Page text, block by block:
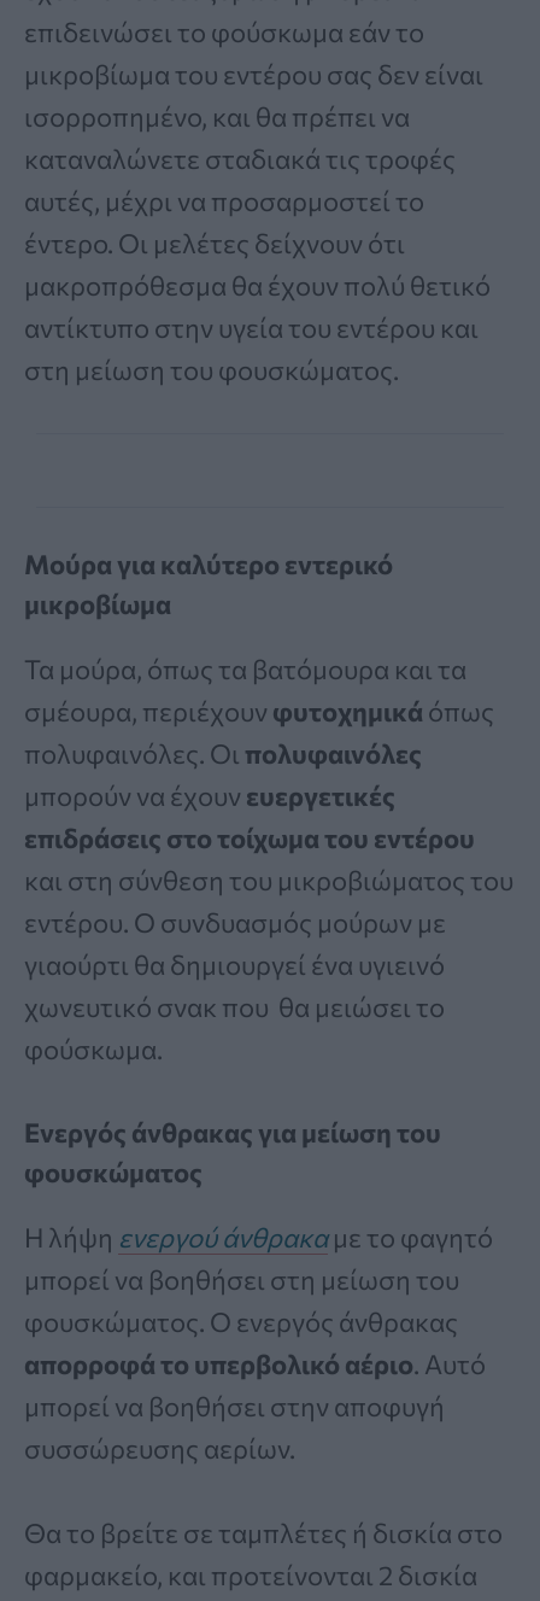
επιδεινώσει το φούσκωμα εάν το
μικροβίωμα του εντέρου σας δεν είναι
ισορροπημένο, και θα πρέπει να
καταναλώνετε σταδιακά τις τροφές
αυτές, μέχρι να προσαρμοστεί το
έντερο. Οι μελέτες δείχνουν ότι
μακροπρόθεσμα θα έχουν πολύ θετικό
αντίκτυπο στην υγεία του εντέρου και
στη μείωση του φουσκώματος.
Μούρα για καλύτερο εντερικό
μικροβίωμα
Τα μούρα, όπως τα βατόμουρα και τα
σμέουρα, περιέχουν φυτοχημικά όπως
πολυφαινόλες. Οι πολυφαινόλες
μπορούν να έχουν ευεργετικές
επιδράσεις στο τοίχωμα του εντέρου
και στη σύνθεση του μικροβιώματος του
εντέρου. Ο συνδυασμός μούρων με
γιαούρτι θα δημιουργεί ένα υγιεινό
χωνευτικό σνακ που θα μειώσει το
φούσκωμα.
Ενεργός άνθρακας για μείωση του
φουσκώματος
Η λήψη ενεργού άνθρακαμε το φαγητό
μπορεί να βοηθήσει στη μείωση του
φουσκώματος. Ο ενεργός άνθρακας
απορροφά το υπερβολικό αέριο. Αυτό
μπορεί να βοηθήσει στην αποφυγή
συσσώρευσης αερίων.
Θα το βρείτε σε ταμπλέτες ή δισκία στο
φαρμακείο, και προτείνονται 2 δισκία